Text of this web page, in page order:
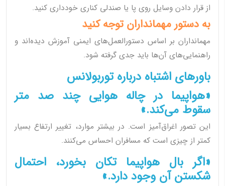
از قرار دادن وسایل روی پا یا صندلی کناری خودداری کنید.
به دستور مهمانداران توجه کنید
مهمانداران بر اساس دستورالعمل‌های ایمنی آموزش دیده‌اند و
راهنمایی‌های آن‌ها باید جدی گرفته شود.
باورهای اشتباه درباره توربولانس
«هواپیما در چاله هوایی چند صد متر
سقوط می‌کند.»
این تصور اغراق‌آمیز است. در بیشتر موارد، تغییر ارتفاع بسیار
کمتر از چیزی است که مسافران احساس می‌کنند.
«اگر بال هواپیما تکان بخورد، احتمال
شکستن آن وجود دارد.»